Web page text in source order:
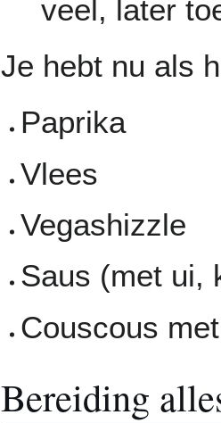
veel, later
Je hebt nu als
Paprika
Vlees
Vegashizzle
Saus (met ui,
Couscous
Bereiding